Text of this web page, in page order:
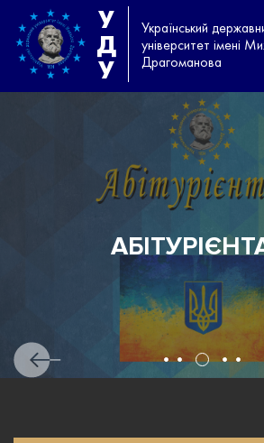
У
Д
У
Український
університет імені
Драгоманова